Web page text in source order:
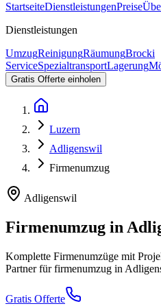
StartseiteDienstleistungenPreise
Dienstleistungen
UmzugReinigungRäumungBrocki
ServiceSpezialtransportLagerung
Gratis Offerte einholen
Luzern
Adligenswil
Firmenumzug
Adligenswil
Firmenumzug in
Komplette Firmenumzüge mit
Partner fürfirmenumzug in
Gratis Offerte